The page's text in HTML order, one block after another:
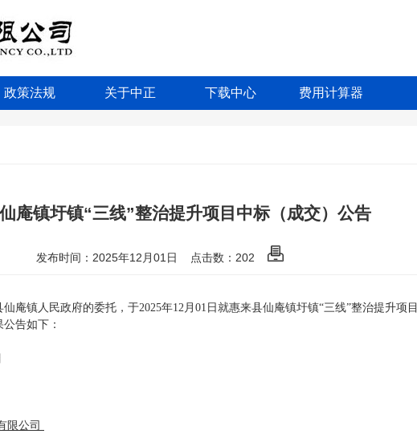
政策法规 关于中正 下载中心 费用计算器
庵镇圩镇“三线”整治提升项目中标（成交）公告
发布时间：2025年12月01日 点击数： 202
仙庵镇人民政府的委托，于2025年12月01日 就惠来县仙庵镇圩镇“三线”整治提升项目
告如下：
限公司